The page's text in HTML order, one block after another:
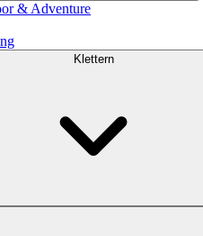
& Adventure
Klettern